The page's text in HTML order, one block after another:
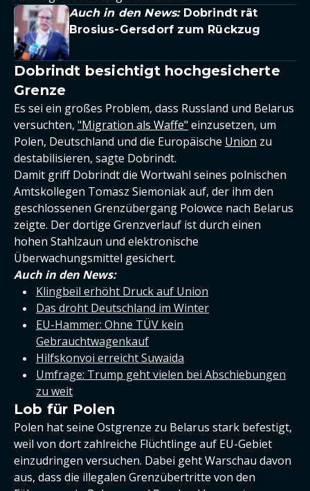
Auch in den News:Dobrindt rät
Brosius-Gersdorf zum Rückzug
Dobrindt besichtigt hochgesicherte
Grenze
Es sei ein großes Problem, dass Russland und Belarus
versuchten, "Migration als Waffe" einzusetzen, um
Polen, Deutschland und die Europäische Union zu
destabilisieren, sagte Dobrindt.
Damit griff Dobrindt die Wortwahl seines polnischen
Amtskollegen Tomasz Siemoniak auf, der ihm den
geschlossenen Grenzübergang Polowce nach Belarus
zeigte. Der dortige Grenzverlauf ist durch einen
hohen Stahlzaun und elektronische
Überwachungsmittel gesichert.
Auch in den News:
Klingbeil erhöht Druck auf Union
Das droht Deutschland im Winter
EU-Hammer: Ohne TÜV kein
Gebrauchtwagenkauf
Hilfskonvoi erreicht Suwaida
Umfrage: Trump geht vielen bei Abschiebungen
zu weit
Lob für Polen
Polen hat seine Ostgrenze zu Belarus stark befestigt,
weil von dort zahlreiche Flüchtlinge auf EU-Gebiet
einzudringen versuchen. Dabei geht Warschau davon
aus, dass die illegalen Grenzübertritte von den